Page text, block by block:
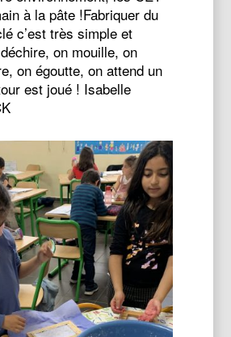
à la pâte !Fabriquer du
c’est très simple et
on mouille, on
on égoutte, on attend un
est joué ! Isabelle